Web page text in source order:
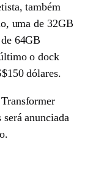
também
uma de 32GB
64GB
o dock
dólares.
anunciada